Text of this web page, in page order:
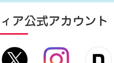
ア公式アカウント